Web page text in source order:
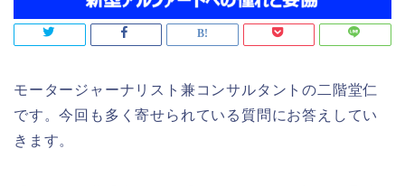
モータージャーナリスト兼コンサルタントの二階堂仁
です。今回も多く寄せられている質問にお答えしてい
きます。